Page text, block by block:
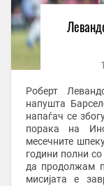
Роберт
напушта
напаѓач се
порака на
месечните
години полни
да продолжам
мисијата е